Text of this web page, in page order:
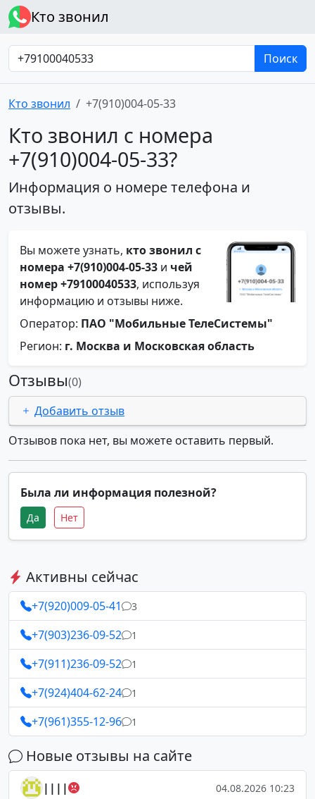
Кто звонил
Поиск
Кто звонил +7(910)004-05-33
Кто звонил с номера
+7(910)004-05-33?
Информация о номере телефона и
отзывы.
Вы можете узнать, кто звонил с
номера +7(910)004-05-33 и чей
номер +79100040533, используя
информацию и отзывы ниже.
Оператор: ПАО "Мобильные ТелеСистемы"
Регион: г. Москва и Московская область
Отзывы(0)
Добавить отзыв
Отзывов пока нет, вы можете оставить первый.
Была ли информация полезной?
Да Нет
Активны сейчас
+7(920)009-05-41 3
+7(903)236-09-52 1
+7(911)236-09-52 1
+7(924)404-62-24 1
+7(961)355-12-96 1
Новые отзывы на сайте
|||| 04.08.2026 10:23